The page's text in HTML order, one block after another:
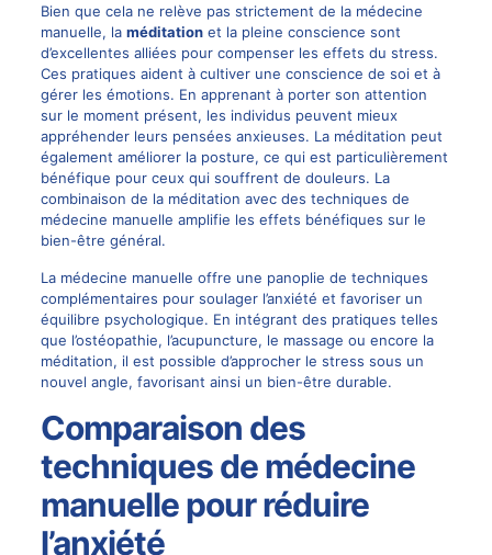
Bien que cela ne relève pas strictement de la médecine
manuelle, la méditationet la pleine conscience sont
d’excellentes alliées pour compenser les effets du stress.
Ces pratiques aident à cultiver une conscience de soi et à
gérer les émotions. En apprenant à porter son attention
sur le moment présent, les individus peuvent mieux
appréhender leurs pensées anxieuses. La méditation peut
également améliorer la posture, ce qui est particulièrement
bénéfique pour ceux qui souffrent de douleurs. La
combinaison de la méditation avec des techniques de
médecine manuelle amplifie les effets bénéfiques sur le
bien-être général.
La médecine manuelle offre une panoplie de techniques
complémentaires pour soulager l’anxiété et favoriser un
équilibre psychologique. En intégrant des pratiques telles
que l’ostéopathie, l’acupuncture, le massage ou encore la
méditation, il est possible d’approcher le stress sous un
nouvel angle, favorisant ainsi un bien-être durable.
Comparaison des
techniques de médecine
manuelle pour réduire
l’anxiété